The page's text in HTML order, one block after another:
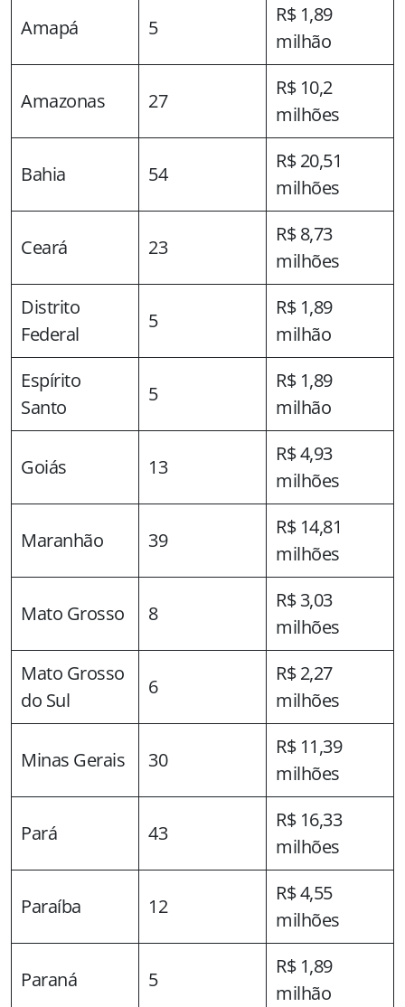
Amapá 5
R$ 1,89
milhão
Amazonas 27
R$ 10,2
milhões
Bahia 54
R$ 20,51
milhões
Ceará 23
R$ 8,73
milhões
Distrito
Federal
5
R$ 1,89
milhão
Espírito
Santo
5
R$ 1,89
milhão
Goiás 13
R$ 4,93
milhões
Maranhão 39
R$ 14,81
milhões
Mato Grosso 8
R$ 3,03
milhões
Mato Grosso
do Sul
6
R$ 2,27
milhões
Minas Gerais 30
R$ 11,39
milhões
Pará 43
R$ 16,33
milhões
Paraíba 12
R$ 4,55
milhões
Paraná 5
R$ 1,89
milhão